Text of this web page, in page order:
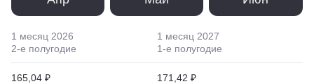
1 месяц 2026
2-е полугодие
165,04 ₽
1 месяц 2027
1-е полугодие
171,42 ₽